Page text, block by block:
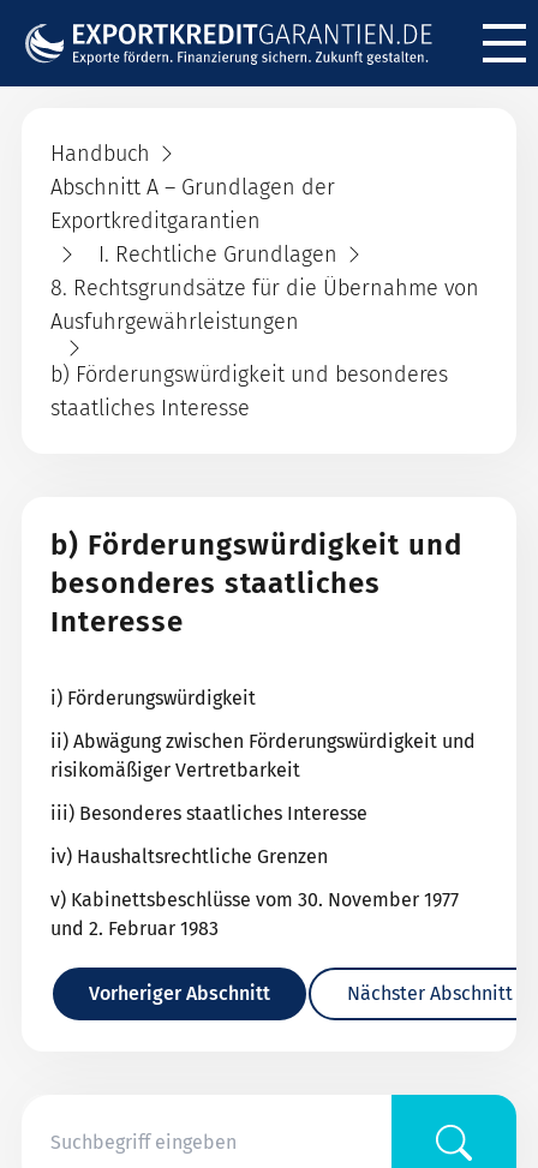
Handbuch
Abschnitt A – Grundlagen der
Exportkreditgarantien
I. Rechtliche Grundlagen
8. Rechtsgrundsätze für die Übernahme von
Ausfuhrgewährleistungen
b) Förderungswürdigkeit und besonderes
staatliches Interesse
b) Förderungswürdigkeit und
besonderes staatliches
Interesse
i) Förderungswürdigkeit
ii) Abwägung zwischen Förderungswürdigkeit und
risikomäßiger Vertretbarkeit
iii) Besonderes staatliches Interesse
iv) Haushaltsrechtliche Grenzen
v) Kabinettsbeschlüsse vom 30. November 1977
und 2. Februar 1983
Vorheriger Abschnitt Nächster Abschnitt